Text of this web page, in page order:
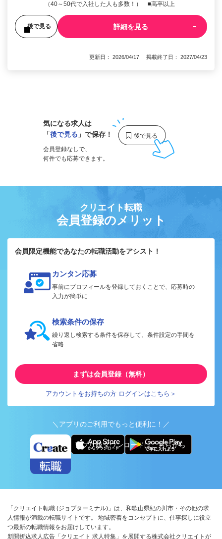
（40～50代で入社した人も多数！） ■高卒以上
後で見る 詳細を見る
更新日： 2026/04/17 掲載終了日： 2027/04/23
気になる求人は
「後で見る 」で保存！
会員登録なしで、
何件でも応募できます。
クリエイト転職
会員登録のメリット
会員限定機能であなたの転職活動をアシスト！
カンタン応募
事前にプロフィールを登録しておくことで、応募時の
入力が簡単に
検索条件の保存
繰り返し検索する条件を保存して、条件設定の手間を
省略
まずは会員登録（無料）
アカウントをお持ちの方 ログインはこちら＞
＼アプリのご利用でもっと便利に！／
アプリ版ダウンロードはこちらから
「クリエイト転職 (ジョブターミナル)」は、和歌山県紀の川市・その他の求
人情報が満載の転職サイトです。 地域密着をコンセプトに、仕事探しに役立
つ最新の転職情報をお届けしています。
新聞折込求人広告「クリエイト 求人特集」を展開する株式会社クリエイトが